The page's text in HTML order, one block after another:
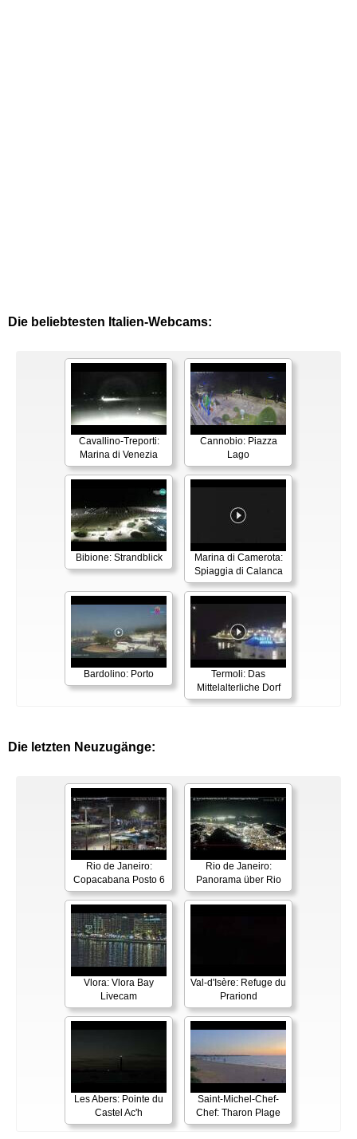
Die beliebtesten Italien-Webcams:
Cavallino-Treporti:
Marina di Venezia
Cannobio: Piazza
Lago
Bibione: Strandblick
Marina di Camerota:
Spiaggia di Calanca
Bardolino: Porto
Termoli: Das
Mittelalterliche Dorf
Die letzten Neuzugänge:
Rio de Janeiro:
Copacabana Posto 6
Rio de Janeiro:
Panorama über Rio
Vlora: Vlora Bay
Livecam
Val-d'Isère: Refuge du
Prariond
Les Abers: Pointe du
Castel Ac'h
Saint-Michel-Chef-
Chef: Tharon Plage